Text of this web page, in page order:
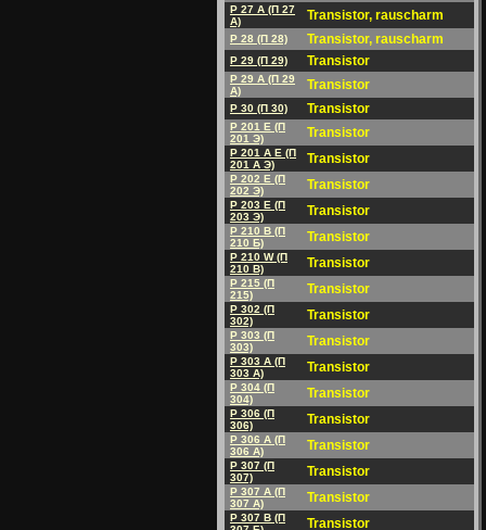
P 27 A (П 27
A)
Transistor, rauscharm
P 28 (П 28) Transistor, rauscharm
P 29 (П 29) Transistor
P 29 A (П 29
A)
Transistor
P 30 (П 30) Transistor
P 201 E (П
201 Э)
Transistor
P 201 A E (П
201 A Э)
Transistor
P 202 E (П
202 Э)
Transistor
P 203 E (П
203 Э)
Transistor
P 210 B (П
210 Б)
Transistor
P 210 W (П
210 B)
Transistor
P 215 (П
215)
Transistor
P 302 (П
302)
Transistor
P 303 (П
303)
Transistor
P 303 A (П
303 A)
Transistor
P 304 (П
304)
Transistor
P 306 (П
306)
Transistor
P 306 A (П
306 A)
Transistor
P 307 (П
307)
Transistor
P 307 A (П
307 A)
Transistor
P 307 B (П
Transistor